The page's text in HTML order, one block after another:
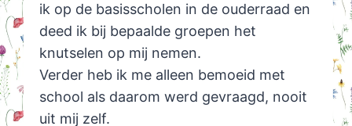
ik op de basisscholen in de ouderraad en
deed ik bij bepaalde groepen het
knutselen op mij nemen.
Verder heb ik me alleen bemoeid met
school als daarom werd gevraagd, nooit
uit mij zelf.